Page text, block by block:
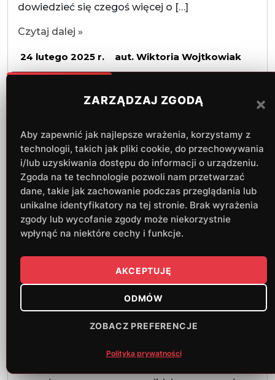
ZARZĄDZAJ ZGODĄ
Aby zapewnić jak najlepsze wrażenia, korzystamy z
technologii, takich jak pliki cookie, do przechowywania
i/lub uzyskiwania dostępu do informacji o urządzeniu.
Zgoda na te technologie pozwoli nam przetwarzać
dane, takie jak zachowanie podczas przeglądania lub
unikalne identyfikatory na tej stronie. Brak wyrażenia
zgody lub wycofanie zgody może niekorzystnie
wpłynąć na niektóre cechy i funkcje.
AKCEPTUJĘ
ODMÓW
ZOBACZ PREFERENCJE
Polityka prywatności
dowiedzieć się czegoś więcej o […]
Czytaj dalej »
24 lutego 2025 r. aut. Wiktoria Wojtkowiak
Gostyńskie Rockowania Festival –
Już 22 lutego w Gostyńskim Ośrodku Kultury
Gostyńskie Rockowania Festival. To wyjątkowe